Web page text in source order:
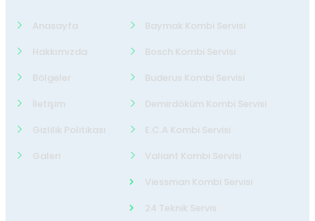
Anasayfa
Hakkımızda
Bölgeler
İletişim
Gizlilik Politikası
Galeri
Baymak Kombi Servisi
Bosch Kombi Servisi
Buderus Kombi Servisi
Demirdöküm Kombi Servisi
E.C.A Kombi Servisi
Valiant Kombi Servisi
Viessman Kombi Servisi
24 Teknik Servis